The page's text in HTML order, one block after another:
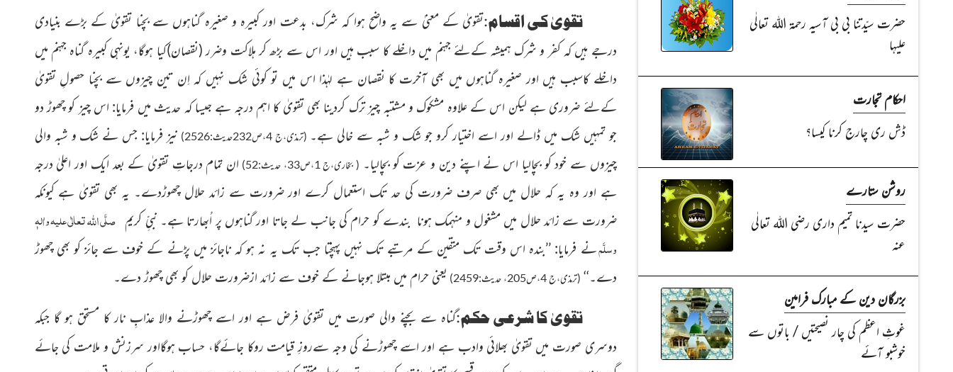
تقویٰ کی اقسام:تقویٰ کے معنیٰ سے یہ واضح ہوا کہ شرک، بدعت اور کبیرہ و صغیرہ گناہوں سے بچنا تقویٰ کے بڑے بنیادی
درجے ہیں کہ کفر و شرک ہمیشہ کےلئے جہنم میں داخلے کا سبب ہیں اور اس سے بڑھ کر ہلاکت وضرر(نقصان)کیا ہوگا، یونہی کبیرہ گناہ جہنم میں
داخلے کاسبب ہیں اور صغیرہ گناہوں میں بھی آخرت کا نقصان ہے لہٰذا اس میں تو کوئی شک نہیں کہ اِن تین چیزوں سے بچنا حصولِ تقویٰ
کےلئے ضروری ہے لیکن اس کے علاوہ مشكوك و مشتبہ چیز ترک کردینا بھی تقویٰ کا اہم درجہ ہے جیسا کہ حدیث میں فرمایا: اس چیز کو چھوڑ دو
جو تمہیں شک میں ڈالے اور اسے اختیار کرو جو شک و شبہ سے خالی ہے۔ (ترمذی،ج 4،ص232حدیث:2526)
نیز فرمایا: جس نے شک و شبہ والی
چیزوں سے خود کو بچالیا اس نے اپنے دین و عزت کو بچالیا۔ ( بخاری،ج 1،ص33، حدیث:52)
ان تمام درجاتِ تقویٰ کے بعد ایک اور اعلیٰ درجہ
ہے اور وہ یہ کہ حلال میں بھی صرف ضرورت کی حد تک استعمال کرے اور ضرورت سے زائد حلال چھوڑدے۔ یہ بھی تقویٰ ہے کیونکہ
ضرورت سے زائد حلال میں مشغول و منہمک ہونا بندے کو حرام کی جانب لے جاتا اور گناہوں پر اُبھارتا ہے۔ نبیِّ کریم صلَّیاللہتعالٰی علیہ واٰلہٖ
وسلَّمنے فرمایا: ’’بندہ اس وقت تک متقین کے مرتبے تک نہیں پہنچتا جب تک یہ نہ ہو کہ ناجائز میں پڑنے کے خوف سے جائز کو بھی چھوڑ
دے۔‘‘ (ترمذی،ج 4،ص205، حدیث:2459) یعنی حرام میں مبتلا ہوجانے کے خوف سے زائد ازضرورت حلال کو بھی چھوڑ دے۔
تقویٰ کا شرعی حکم:گناہ سے بچنے والی صورت میں تقویٰ فرض ہے اور اسے چھوڑنے والا عذابِ نار کا مستحق ہو گا جبکہ
دوسری صورت میں تقویٰ بھلائی وادب ہے اور اسے چھوڑنے کی وجہ سےروزِ قیامت روکا جائےگا، حساب ہوگااور سرزنش و ملامت کی جائے
حضرت سیّدتنا بی بی آسیہ رحمۃ اللہ تعالٰی
علیہا
احکام تجارت
ڈش ری چارج کرنا کیسا؟
روشن ستارے
حضرت سیدنا تمیم داری رضی اللہ تعالٰی
عنہ
بزرگان دین کے مبارک فرامین
غوثِ اعظم کی چار نصیحتیں / باتوں سے
خوشبو آئے